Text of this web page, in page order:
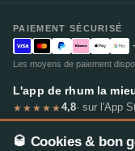
PAIEMENT SÉCURISÉ
Les moyens de paiement
L'app de rhum la
★★★★★4,8· sur l'App
🥃 Cookies & bon